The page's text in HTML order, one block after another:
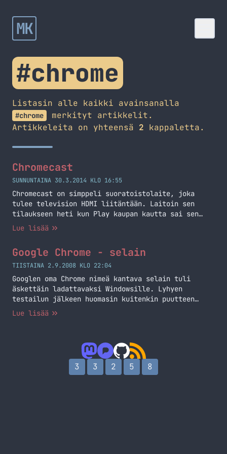
MK
#chrome
Listasin alle kaikki avainsanalla
#chrome
merkityt artikkelit.
Artikkeleita on yhteensä 2 kappaletta.
Chromecast
SUNNUNTAINA 30.3.2014 KLO 16:55
Chromecast on simppeli suoratoistolaite, joka
tulee television HDMI liitäntään. Laitoin sen
tilaukseen heti kun Play kaupan kautta sai sen
Suomeen tilattua.
Lue lisää
Google Chrome - selain
TIISTAINA 2.9.2008 KLO 22:04
Googlen oma Chrome nimeä kantava selain tuli
äskettäin ladattavaksi Windowsille. Lyhyen
testailun jälkeen huomasin kuitenkin puutteen
siinä, nimittäin RSS syötteet, koitin avata
positiivisesti yllättynyt ja tulen käyttämään tätä
selainta nyt pari päivää aktiivisesti ja katsomaan
miten tämä toimii minun… Jatka lukemista Google
Lue lisää
3 3 2 5 8